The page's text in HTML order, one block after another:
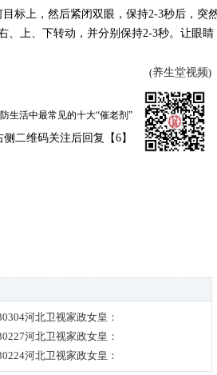
标上，然后紧闭双眼，保持2-3秒后，突
、上、下转动，并分别保持2-3秒。让眼睛
(养生堂视频)
生活中最常见的十大“催老剂”
二维码关注后回复【6】
河北卫视家政女皇：
河北卫视家政女皇：
河北卫视家政女皇：